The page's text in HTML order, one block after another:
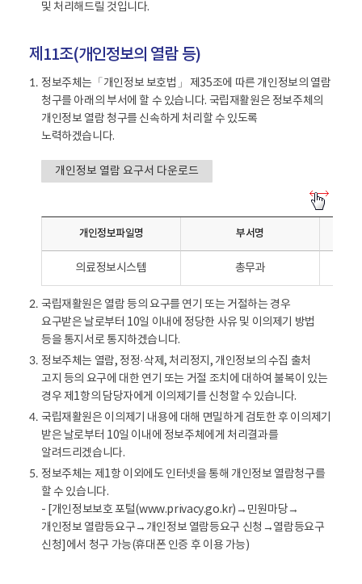
,
서
/
직
위
,
성
호
용
을
보
여
줍
니
다
.
및 처리해드릴 것입니다.
제11조(개인정보의 열람 등)
1. 정보주체는「개인정보 보호법」 제35조에 따른 개인정보의 열람
청구를 아래의 부서에 할 수 있습니다. 국립재활원은 정보주체의
개인정보 열람 청구를 신속하게 처리할 수 있도록
노력하겠습니다.
개인정보 열람 요구서 다운로드
인
보
람
책
임
자
-
개
인
정
보
파
일
명
부
서
개인정보파일명 부서명
의료정보시스템 총무과
2. 국립재활원은 열람 등의 요구를 연기 또는 거절하는 경우
요구받은 날로부터 10일 이내에 정당한 사유 및 이의제기 방법
등을 통지서로 통지하겠습니다.
3. 정보주체는 열람, 정정·삭제, 처리정지, 개인정보의 수집 출처
고지 등의 요구에 대한 연기 또는 거절 조치에 대하여 불복이 있는
경우 제1항의 담당자에게 이의제기를 신청할 수 있습니다.
4. 국립재활원은 이의제기 내용에 대해 면밀하게 검토한 후 이의제기
받은 날로부터 10일 이내에 정보주체에게 처리결과를
알려드리겠습니다.
5. 정보주체는 제1항 이외에도 인터넷을 통해 개인정보 열람청구를
할 수 있습니다.
- [개인정보보호 포털(www.privacy.go.kr)→민원마당→
개인정보 열람등요구→개인정보 열람등요구 신청→열람등요구
신청]에서 청구 가능(휴대폰 인증 후 이용 가능)